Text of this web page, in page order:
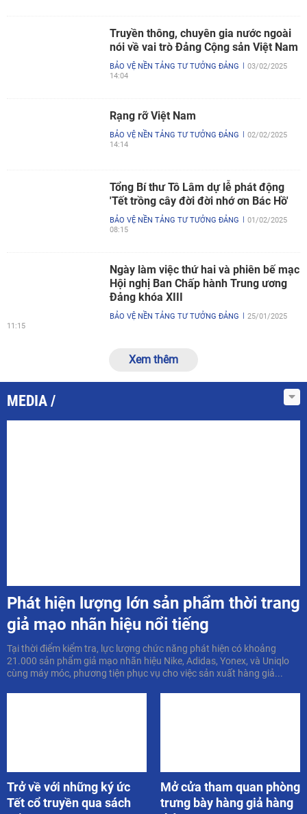
Truyền thông, chuyên gia nước ngoài
nói về vai trò Đảng Cộng sản Việt Nam
BẢO VỆ NỀN TẢNG TƯ TƯỞNG ĐẢNG
03/02/2025
14:04
Rạng rỡ Việt Nam
BẢO VỆ NỀN TẢNG TƯ TƯỞNG ĐẢNG
02/02/2025
14:14
Tổng Bí thư Tô Lâm dự lễ phát động
'Tết trồng cây đời đời nhớ ơn Bác Hồ'
BẢO VỆ NỀN TẢNG TƯ TƯỞNG ĐẢNG
01/02/2025
08:15
Ngày làm việc thứ hai và phiên bế mạc
Hội nghị Ban Chấp hành Trung ương
Đảng khóa XIII
BẢO VỆ NỀN TẢNG TƯ TƯỞNG ĐẢNG
25/01/2025
11:15
Xem thêm
MEDIA
Phát hiện lượng lớn sản phẩm thời trang
giả mạo nhãn hiệu nổi tiếng
Tại thời điểm kiểm tra, lực lượng chức năng phát hiện có khoảng
21.000 sản phẩm giả mạo nhãn hiệu Nike, Adidas, Yonex, và Uniqlo
cùng máy móc, phương tiện phục vụ cho việc sản xuất hàng giả...
Trở về với những ký ức
Tết cổ truyền qua sách
Mở cửa tham quan phòng
trưng bày hàng giả hàng